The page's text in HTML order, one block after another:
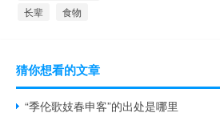
长辈 食物
猜你想看的文章
“季伦歌妓春申客”的出处是哪里